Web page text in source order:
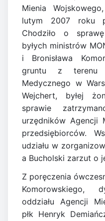
Mienia
lutym 2007 roku
Chodziło o
byłych ministrów
i Bronisława
gruntu z terenu
Medycznego w
Wejchert, byłej
sprawie
urzędników Agencji
przedsiębiorców.
udziału w
a Bucholski zarzut o
Z poręczenia
Komorowskiego,
oddziału Agencji
płk Henryk